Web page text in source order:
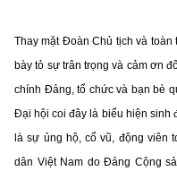
Thay mặt Đoàn Chủ tịch và
bày tỏ sự trân trọng và cảm ơn
chính Đảng, tổ chức và bạn bè
Đại hội coi đây là biểu hiện sinh
là sự ủng hộ, cổ vũ, động viên
dân Việt Nam do Đảng Cộng